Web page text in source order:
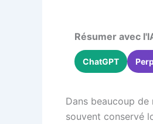
Résumer avec
ChatGPT
Dans beaucoup de
souvent conservé